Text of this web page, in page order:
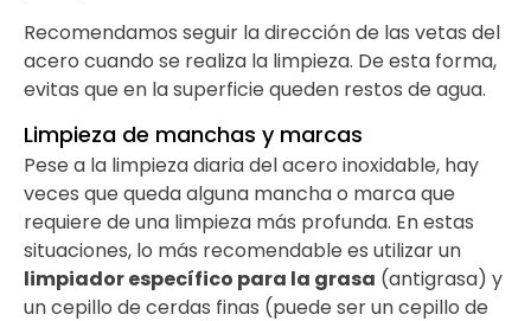
Recomendamos seguir la dirección de las vetas del
acero cuando se realiza la limpieza. De esta forma,
evitas que en la superficie queden restos de agua.
Limpieza de manchas y marcas
Pese a la limpieza diaria del acero inoxidable, hay
veces que queda alguna mancha o marca que
requiere de una limpieza más profunda. En estas
situaciones, lo más recomendable es utilizar un
limpiador específico para la grasa (antigrasa) y
un cepillo de cerdas finas (puede ser un cepillo de